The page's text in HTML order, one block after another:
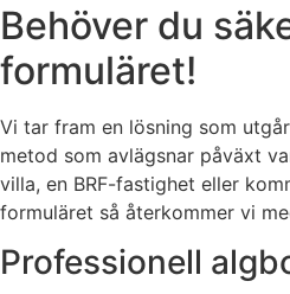
Behöver du
formuläret!
Vi tar fram en lösning som
metod som avlägsnar påväxt
villa, en BRF-fastighet eller
formuläret så återkommer vi
Professionell